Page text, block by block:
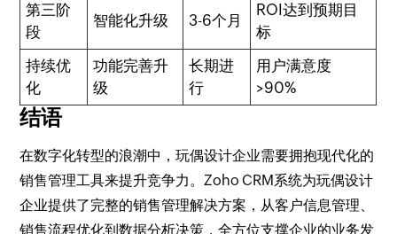
第三阶
段
智能化升级 3-6个月
ROI达到预期目
标
持续优
化
功能完善升
级
长期进
行
用户满意度
>90%
结语
在数字化转型的浪潮中，玩偶设计企业需要拥抱现代化的
销售管理工具来提升竞争力。Zoho CRM系统为玩偶设计
企业提供了完整的销售管理解决方案，从客户信息管理、
销售流程优化到数据分析决策，全方位支撑企业的业务发